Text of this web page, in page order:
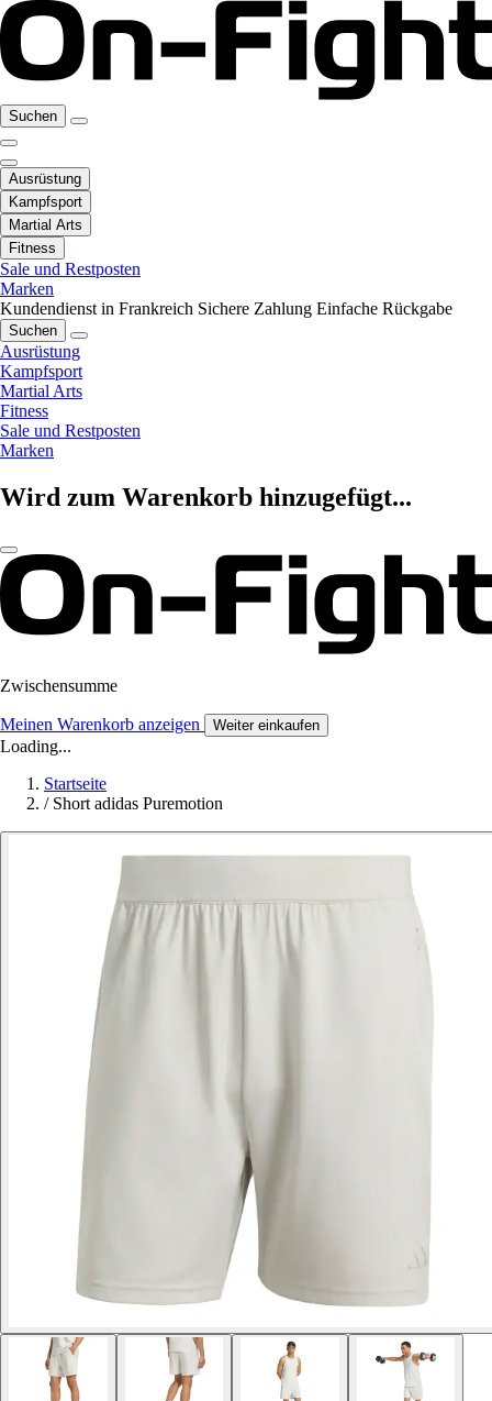
Suchen
Ausrüstung
Kampfsport
Martial Arts
Fitness
Sale und Restposten
Marken
Kundendienst in Frankreich Sichere Zahlung Einfache Rückgabe
Suchen
Ausrüstung
Kampfsport
Martial Arts
Fitness
Sale und Restposten
Marken
Wird zum Warenkorb hinzugefügt...
Zwischensumme
Meinen Warenkorb anzeigen Weiter einkaufen
Loading...
Startseite
/ Short adidas Puremotion